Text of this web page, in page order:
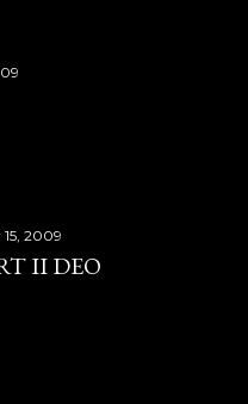
2009
II DEO